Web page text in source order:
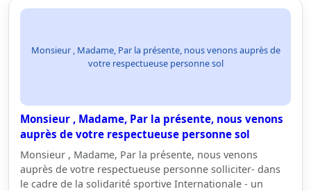
Monsieur , Madame, Par la présente, nous venons auprès de
votre respectueuse personne sol
Monsieur , Madame, Par la présente, nous venons
auprès de votre respectueuse personne sol
Monsieur , Madame, Par la présente, nous venons
auprès de votre respectueuse personne solliciter- dans
le cadre de la solidarité sportive Internationale - un